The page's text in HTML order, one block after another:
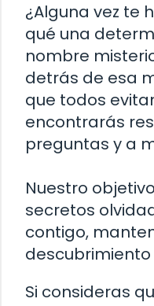
¿Alguna vez te
qué una
nombre
detrás de esa
que todos
encontrarás
preguntas y a
Nuestro
secretos
contigo,
Si consideras